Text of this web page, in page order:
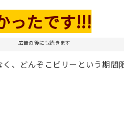
ったです!!!
広告の後にも続きます
、どんぞこビリーという期